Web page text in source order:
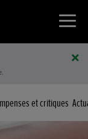
et critiques